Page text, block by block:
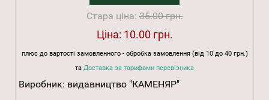
Стара ціна:35.00 грн.
Ціна: 10.00 грн.
плюс до вартості замовленного - обробка замовлення (від 10 до 40 грн.)
та Доставка за тарифами перевізника
Виробник: видавництво "КАМЕНЯР"